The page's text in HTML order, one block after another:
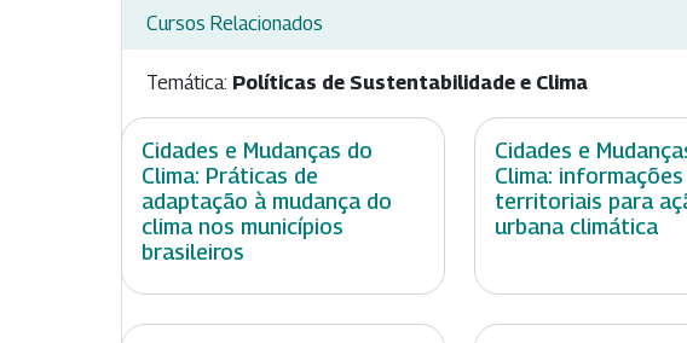
Cursos Relacionados
Temática: Políticas de Sustentabilidade e Clima
Cidades e Mudanças do
Clima: Práticas de
adaptação à mudança do
clima nos municípios
brasileiros
Cidades e
Clima: informações
territoriais para
urbana climática